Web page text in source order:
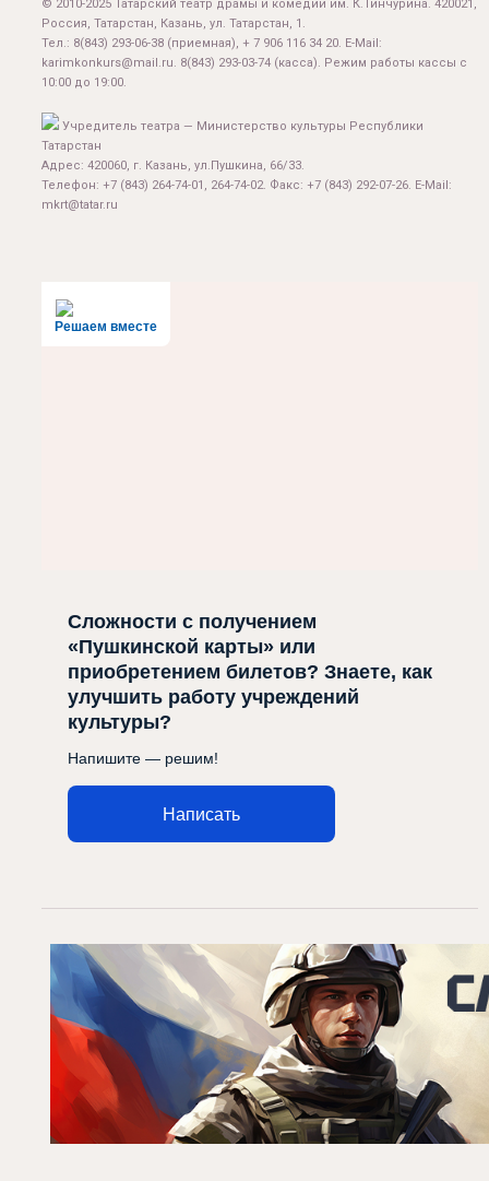
© 2010-2025 Татарский театр драмы и комедии им. К.Тинчурина. 420021,
Россия, Татарстан, Казань, ул. Татарстан, 1.
Тел.: 8(843) 293-06-38 (приемная), + 7 906 116 34 20. E-Mail:
karimkonkurs@mail.ru. 8(843) 293-03-74 (касса). Режим работы кассы с
10:00 до 19:00.
Учредитель театра — Министерство культуры Республики
Татарстан
Адрес: 420060, г. Казань, ул.Пушкина, 66/33.
Телефон: +7 (843) 264-74-01, 264-74-02. Факс: +7 (843) 292-07-26. E-Mail:
mkrt@tatar.ru
Решаем вместе
Сложности с получением
«Пушкинской карты» или
приобретением билетов? Знаете, как
улучшить работу учреждений
культуры?
Напишите — решим!
Написать